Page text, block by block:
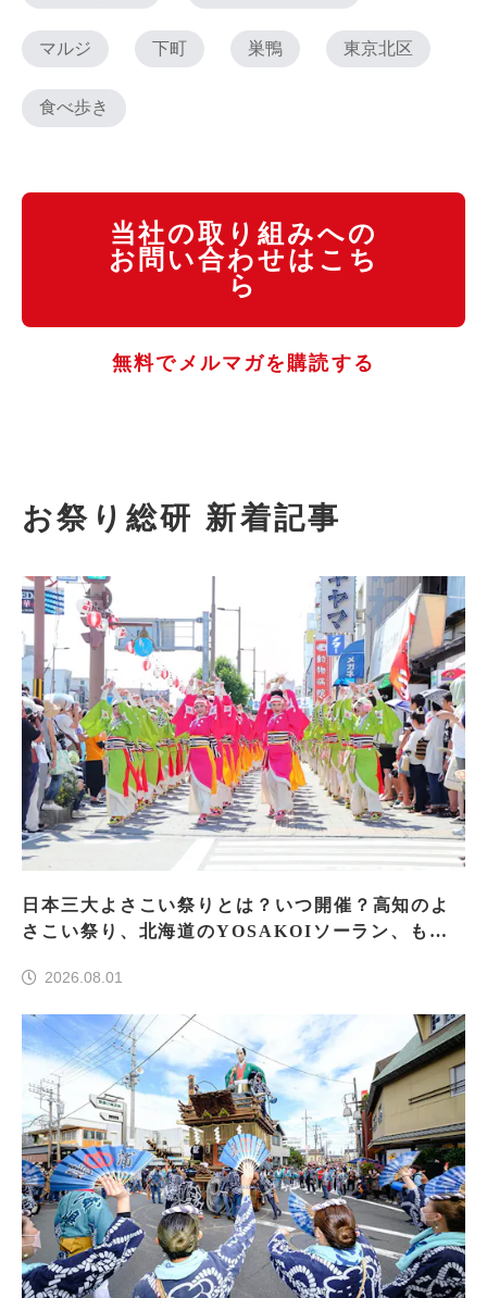
マルジ 下町 巣鴨 東京北区
食べ歩き
当社の取り組みへの
お問い合わせはこち
ら
無料でメルマガを購読する
お祭り総研 新着記事
日本三大よさこい祭りとは？いつ開催？高知のよ
さこい祭り、北海道のYOSAKOIソーラン、もう
2026.08.01